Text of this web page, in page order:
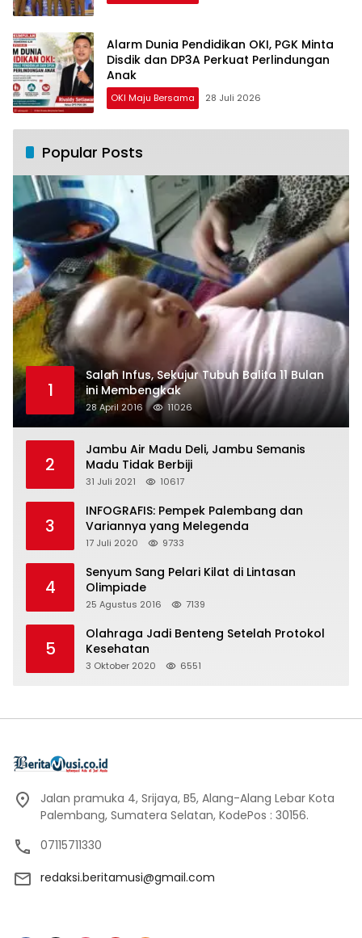
Alarm Dunia Pendidikan OKI, PGK Minta
Disdik dan DP3A Perkuat Perlindungan
Anak
OKI Maju Bersama 28 Juli 2026
Popular Posts
1
Salah Infus, Sekujur Tubuh Balita 11 Bulan
ini Membengkak
28 April 2016 11026
2
Jambu Air Madu Deli, Jambu Semanis
Madu Tidak Berbiji
31 Juli 2021 10617
3
INFOGRAFIS: Pempek Palembang dan
Variannya yang Melegenda
17 Juli 2020 9733
4
Senyum Sang Pelari Kilat di Lintasan
Olimpiade
25 Agustus 2016 7139
5
Olahraga Jadi Benteng Setelah Protokol
Kesehatan
3 Oktober 2020 6551
Jalan pramuka 4, Srijaya, B5, Alang-Alang Lebar Kota
Palembang, Sumatera Selatan, KodePos : 30156.
07115711330
redaksi.beritamusi@gmail.com